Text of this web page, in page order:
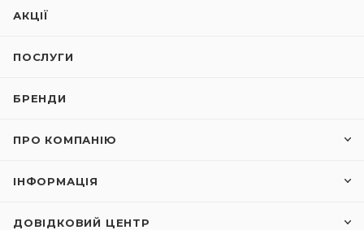
АКЦІЇ
ПОСЛУГИ
БРЕНДИ
ПРО КОМПАНІЮ
ІНФОРМАЦІЯ
ДОВІДКОВИЙ ЦЕНТР